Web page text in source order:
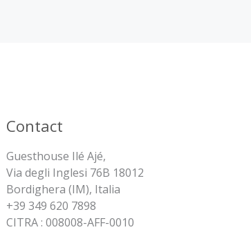
Contact
Guesthouse Ilé Ajé,
Via degli Inglesi 76B 18012
Bordighera (IM), Italia
+39 349 620 7898
CITRA : 008008-AFF-0010